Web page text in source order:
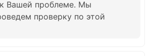
Вашей проблеме. Мы
проверку по этой